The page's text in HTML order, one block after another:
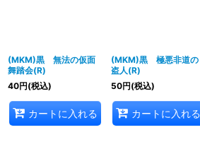
(MKM)黒 無法の仮面
舞踏会(R)
40円(税込)
カートに入れる
(MKM)黒 極悪非道の
盗人(R)
50円(税込)
カートに入れる